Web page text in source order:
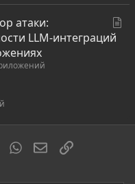
я
атаки:
LLM-интеграций
WhatsAppЭлектронная
Ссылка